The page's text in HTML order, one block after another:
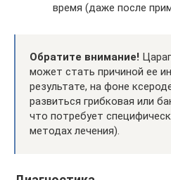
время (даже после
Обратите внимание!
может стать причиной ее
результате, на фоне
развиться грибковая или
что потребует
методах лечения).